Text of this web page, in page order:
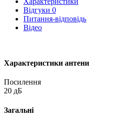
Відгуки 0
Питання-відповідь
Відео
Характеристики антени
Посилення
20 дБ
Загальні